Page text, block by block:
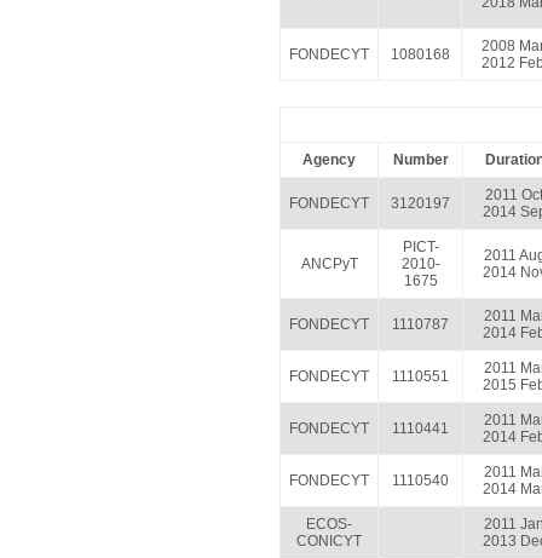
FONDECYT 1080168
2008
2012
Agency Number
FONDECYT 3120197
2011 Oct
2014
ANCPyT
PICT-
2010-
1675
2011
2014
FONDECYT 1110787
2011
2014
FONDECYT 1110551
2011
2015
FONDECYT 1110441
2011
2014
FONDECYT 1110540
2011
2014
ECOS-
CONICYT
2011
2013